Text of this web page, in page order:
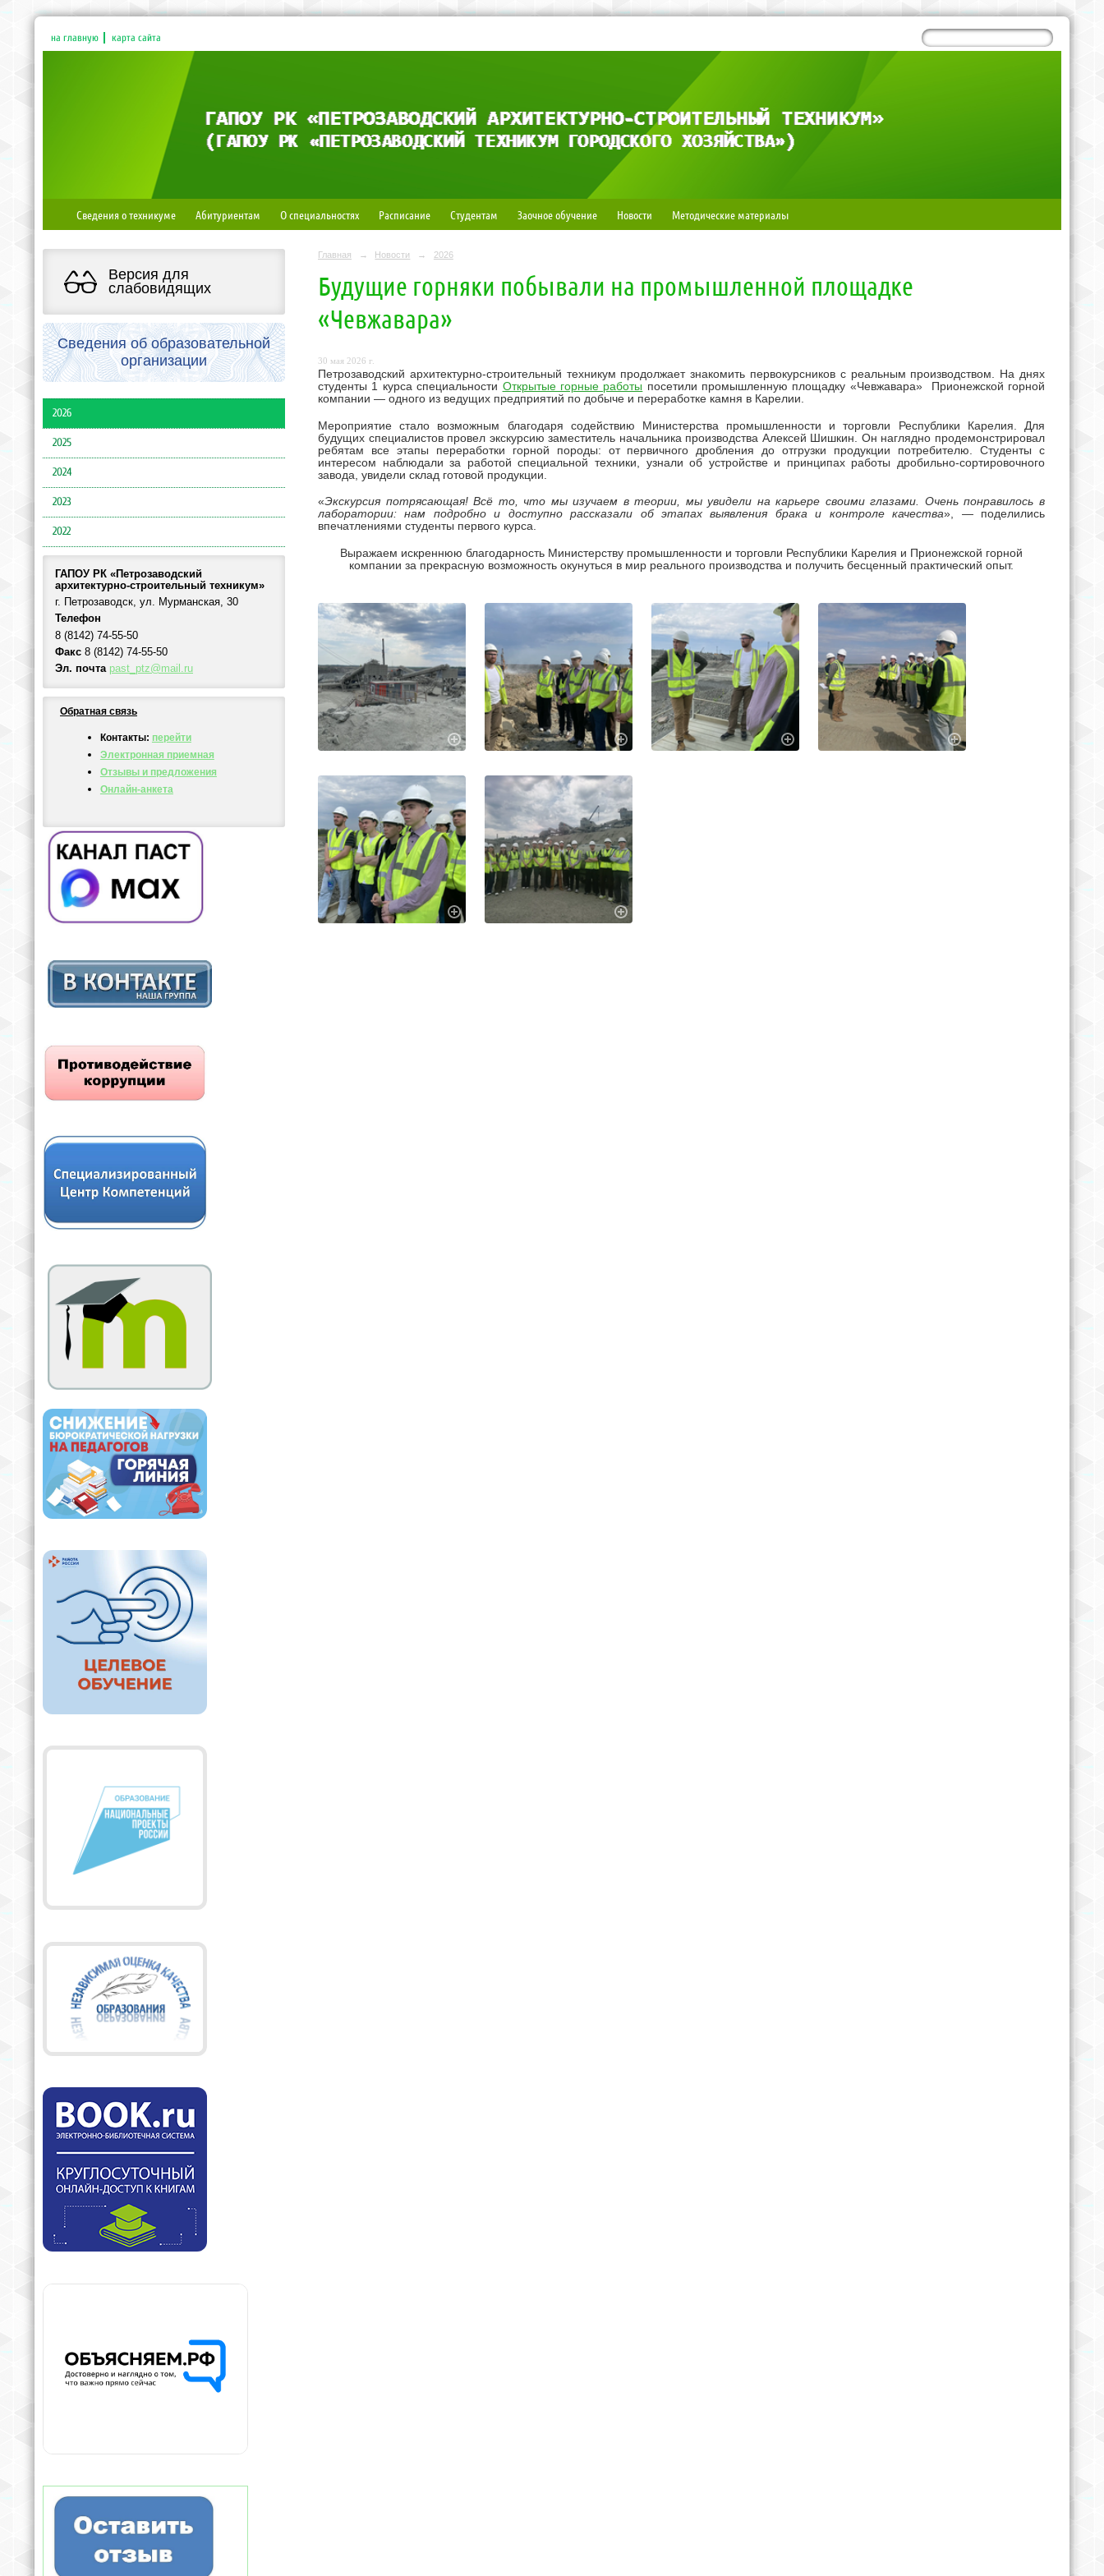
на главную карта сайта
Сведения о техникуме Абитуриентам О специальностях Расписание Студентам Заочное обучение Новости Методические материалы
Версия для
слабовидящих
Сведения об образовательной
организации
2026
2025
2024
2023
2022
ГАПОУ РК «Петрозаводский
архитектурно-строительный техникум»
г. Петрозаводск, ул. Мурманская, 30
Телефон
8 (8142) 74-55-50
Факс 8 (8142) 74-55-50
Эл. почта past_ptz@mail.ru
Обратная связь
Контакты: перейти
Электронная приемная
Отзывы и предложения
Онлайн-анкета
Главная → Новости → 2026
Будущие горняки побывали на промышленной площадке
«Чевжавара»
30 мая 2026 г.
Петрозаводский архитектурно-строительный техникум продолжает знакомить первокурсников с реальным производством. На днях
студенты 1 курса специальности Открытые горные работы посетили промышленную площадку «Чевжавара» Прионежской горной
компании — одного из ведущих предприятий по добыче и переработке камня в Карелии.
Мероприятие стало возможным благодаря содействию Министерства промышленности и торговли Республики Карелия. Для
будущих специалистов провел экскурсию заместитель начальника производства Алексей Шишкин. Он наглядно продемонстрировал
ребятам все этапы переработки горной породы: от первичного дробления до отгрузки продукции потребителю. Студенты с
интересом наблюдали за работой специальной техники, узнали об устройстве и принципах работы дробильно-сортировочного
завода, увидели склад готовой продукции.
«Экскурсия потрясающая! Всё то, что мы изучаем в теории, мы увидели на карьере своими глазами. Очень понравилось в
лаборатории: нам подробно и доступно рассказали об этапах выявления брака и контроле качества», — поделились
впечатлениями студенты первого курса.
Выражаем искреннюю благодарность Министерству промышленности и торговли Республики Карелия и Прионежской горной
компании за прекрасную возможность окунуться в мир реального производства и получить бесценный практический опыт.